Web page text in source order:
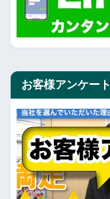
お客様アンケート